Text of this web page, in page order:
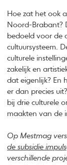
Hoe zat het ook
Noord-Brabant?
bedoeld voor de
cultuursysteem.
culturele
zakelijk en
dat eigenlijk? En
er dan precies
bij drie culturele
maakten van de
Op Mestmag
de subsidie
verschillende